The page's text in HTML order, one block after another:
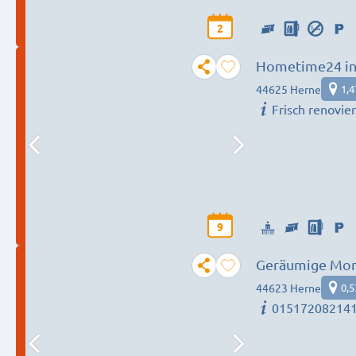
2
9
Hometime24
44625 Herne
Frisch
Geräumige
Team
44623 Herne
015172082141